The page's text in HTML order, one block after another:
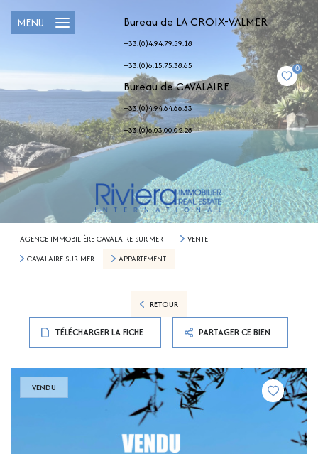
Bureau de LA CROIX-VALMER
+33.(0)4.94.79.59.18
+33.(0)6.15.75.38.65
Bureau de CAVALAIRE
+33.(0)4.94.64.66.53
+33.(0)6.03.00.02.28
0
MENU
AGENCE IMMOBILIÈRE CAVALAIRE-SUR-MER
VENTE
CAVALAIRE SUR MER
APPARTEMENT
RETOUR
TÉLÉCHARGER LA FICHE PARTAGER CE BIEN
VENDU